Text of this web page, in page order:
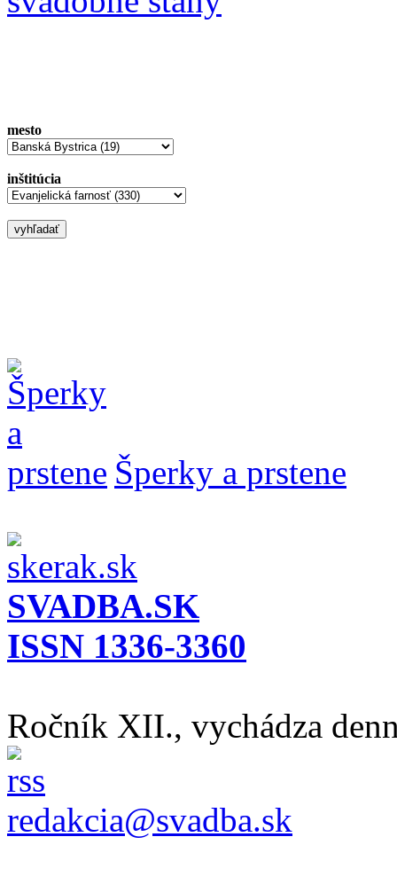
mesto
inštitúcia
Šperky a prstene
SVADBA.SK
ISSN 1336-3360
Ročník XII., vychádza
redakcia@svadba.sk